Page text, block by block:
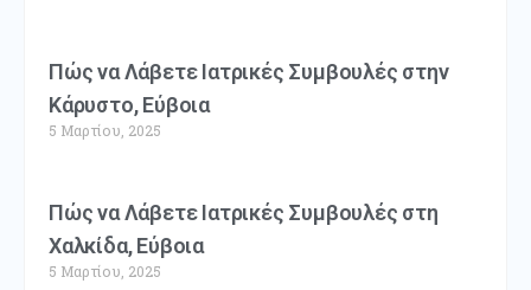
Πώς να Λάβετε Ιατρικές Συμβουλές στην
Κάρυστο, Εύβοια
5 Μαρτίου, 2025
Πώς να Λάβετε Ιατρικές Συμβουλές στη
Χαλκίδα, Εύβοια
5 Μαρτίου, 2025